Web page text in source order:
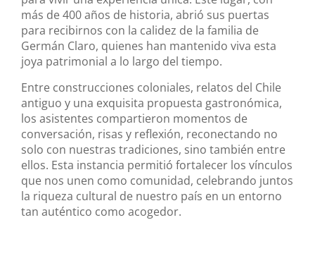
más de 400 años de historia, abrió sus puertas
para recibirnos con la calidez de la familia de
Germán Claro, quienes han mantenido viva esta
joya patrimonial a lo largo del tiempo.
Entre construcciones coloniales, relatos del Chile
antiguo y una exquisita propuesta gastronómica,
los asistentes compartieron momentos de
conversación, risas y reflexión, reconectando no
solo con nuestras tradiciones, sino también entre
ellos. Esta instancia permitió fortalecer los vínculos
que nos unen como comunidad, celebrando juntos
la riqueza cultural de nuestro país en un entorno
tan auténtico como acogedor.